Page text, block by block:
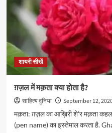
शायरी सीखें
ग़ज़ल में मक़ता क्या होता है?
साहित्य दुनिया September 12,
मक़ता: ग़ज़ल का आख़िरी शे'र मक़ता
(pen name) का इस्तेमाल करता है.